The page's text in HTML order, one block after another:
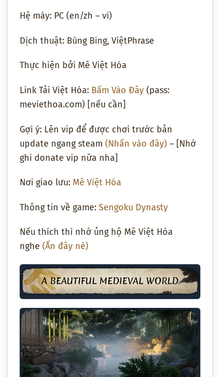
Hệ máy: PC (en/zh – vi)
Dịch thuật: Bùng Bing, ViệtPhrase
Thực hiện bởi Mê Việt Hóa
Link Tải Việt Hóa: Bấm Vào Đây (pass:
meviethoa.com) [nếu cần]
Gợi ý: Lên vip để được chơi trước bản
update ngang steam (Nhấn vào đây) – [Nhớ
ghi donate vip nữa nha]
Nơi giao lưu: Mê Việt Hóa
Thông tin về game: Sengoku Dynasty
Nếu thích thì nhớ ủng hộ Mê Việt Hóa
nghe (Ấn đây nè)